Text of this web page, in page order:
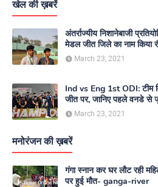
खेल की ख़बरें
अंतर्राज्यीय निशानेबाजी
मेडल जीत जिले का नाम
March 23, 2021
Ind vs Eng 1st ODI: टीम
जीत पर, जानिए पहले वनडे से
March 23, 2021
मनोरंजन की ख़बरें
गंगा स्नान कर घर लौट रही
पर हुई मौत- ganga-river